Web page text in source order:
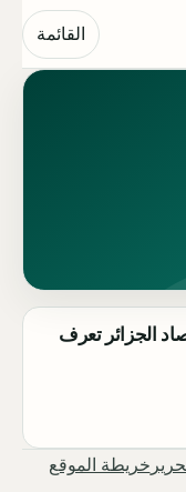
القائمة
الجزائر تعرف
خريطة الموقع